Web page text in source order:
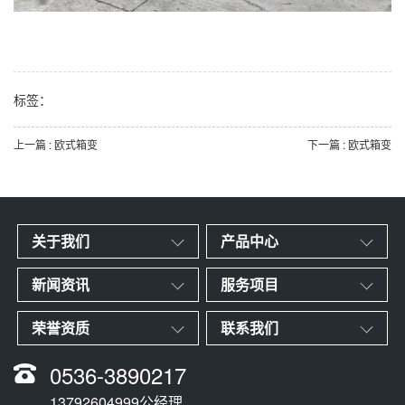
标签：
上一篇 : 欧式箱变 下一篇 : 欧式箱变
关于我们 产品中心
新闻资讯 服务项目
荣誉资质 联系我们
0536-3890217